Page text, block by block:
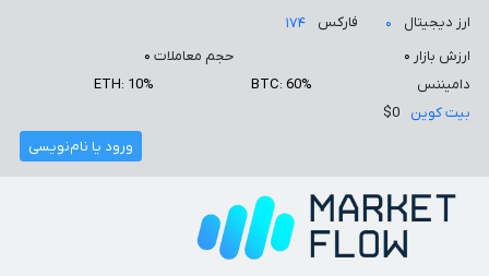
ارز دیجیتال ۰ فارکس
۱۷۴
ارزش بازار ۰ حجم معاملات ۰
دامیننس
BTC: 60%
ETH: 10%
بیت کوین
$0
ورود یا نام‌نویسی